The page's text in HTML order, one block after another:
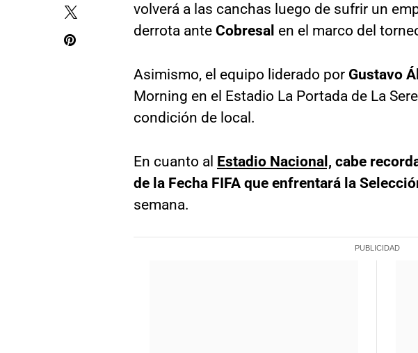
volverá a las canchas luego de sufrir un
derrota ante Cobresal en el marco del
Asimismo, el equipo liderado por Gustavo
Morning en el Estadio La Portada de La
condición de local.
En cuanto al Estadio Nacional, cabe
de la Fecha FIFA que enfrentará la
semana.